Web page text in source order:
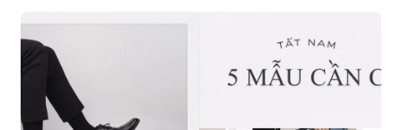
nhiêu là vừa đẹp? Nếu quá thấp, tất dễ bị tuột; nếu quá c